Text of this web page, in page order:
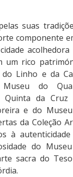
suas
componente
um rico
Linho e da
Museu do
Quinta da
e do
da Coleção
à
do
sacra do